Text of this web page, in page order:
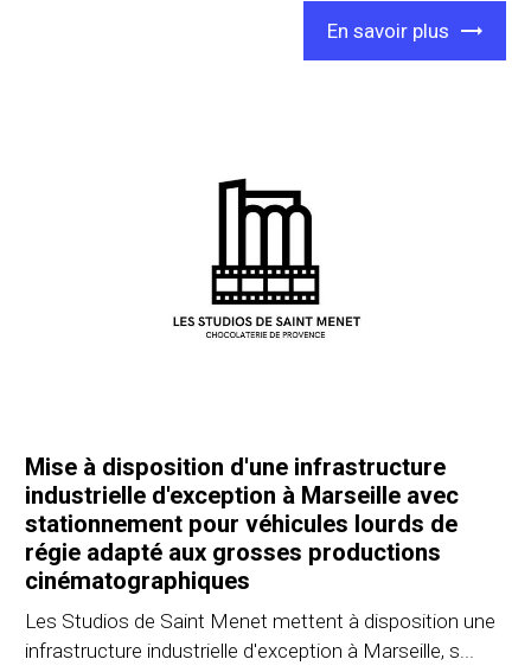
En savoir plus
Mise à disposition d'une infrastructure
industrielle d'exception à Marseille avec
stationnement pour véhicules lourds de
régie adapté aux grosses productions
cinématographiques
Les Studios de Saint Menet mettent à disposition une
infrastructure industrielle d'exception à Marseille, s...